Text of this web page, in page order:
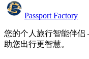
Passport Factory
您的个人旅行智能伴侣
助您出行更智慧。